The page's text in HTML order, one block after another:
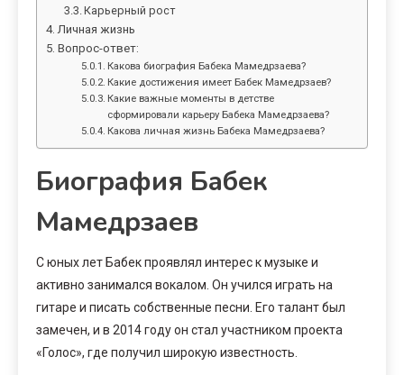
Карьерный рост
Личная жизнь
Вопрос-ответ:
Какова биография Бабека Мамедрзаева?
Какие достижения имеет Бабек Мамедрзаев?
Какие важные моменты в детстве
сформировали карьеру Бабека Мамедрзаева?
Какова личная жизнь Бабека Мамедрзаева?
Биография Бабек
Мамедрзаев
С юных лет Бабек проявлял интерес к музыке и
активно занимался вокалом. Он учился играть на
гитаре и писать собственные песни. Его талант был
замечен, и в 2014 году он стал участником проекта
«Голос», где получил широкую известность.